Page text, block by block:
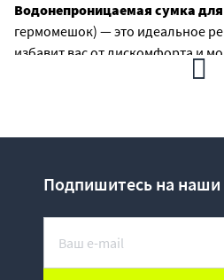
Водонепроницаемая сумка
гермомешок) — это идеальное
избавит вас от дискомфорта и
особенность этих аксессуаров
ПОЧЕМУ
Специализированные
спортивных сумок. Их выбирают
Подпишитесь на наши